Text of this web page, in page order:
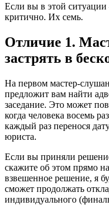
Если вы в этой
критично. Их семь.
Отличие 1.
застрять в
На первом мастер-
предложит вам найти
заседание. Это может
когда человека восемь
каждый раз перенося
юриста.
Если вы приняли
скажите об этом прямо
взвешенное решение, я
сможет продолжать
индивидуального